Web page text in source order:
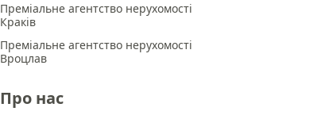
Преміальне агентство нерухомості
Краків
Преміальне агентство нерухомості
Вроцлав
Про нас